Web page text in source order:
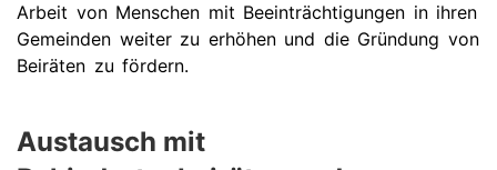
Arbeit von Menschen mit Beeinträchtigungen in ihren
Gemeinden weiter zu erhöhen und die Gründung von
Beiräten zu fördern.
Austausch mit